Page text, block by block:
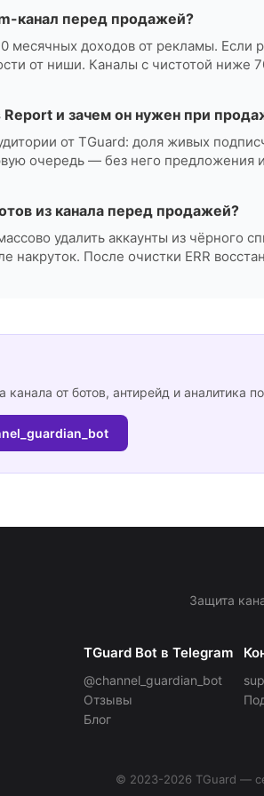
канал перед продажей?
месячных доходов от рекламы.
от ниши. Каналы с чистотой ниже
Report и зачем он нужен при
от TGuard: доля живых
очередь — без него предложения
из канала перед продажей?
удалить аккаунты из чёрного
накруток. После очистки ERR
канала от ботов, антирейд и аналитика
Защита
TGuard Bot в Telegram
@channel_guardian_bot
Отзывы
Блог
© 2023-2026 TGuard —